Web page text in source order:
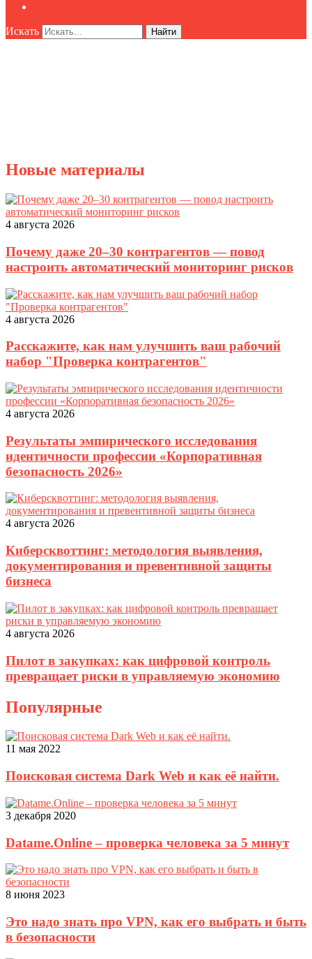
Искать Найти
Новые материалы
4 августа 2026
Почему даже 20–30 контрагентов — повод
настроить автоматический мониторинг рисков
4 августа 2026
Расскажите, как нам улучшить ваш рабочий
набор "Проверка контрагентов"
4 августа 2026
Результаты эмпирического исследования
идентичности профессии «Корпоративная
безопасность 2026»
4 августа 2026
Киберсквоттинг: методология выявления,
документирования и превентивной защиты
бизнеса
4 августа 2026
Пилот в закупках: как цифровой контроль
превращает риски в управляемую экономию
Популярные
11 мая 2022
Поисковая система Dark Web и как её найти.
3 декабря 2020
Datame.Online – проверка человека за 5 минут
8 июня 2023
Это надо знать про VPN, как его выбрать и быть
в безопасности